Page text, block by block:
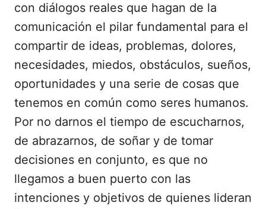
con diálogos reales que hagan de la
comunicación el pilar fundamental para el
compartir de ideas, problemas, dolores,
necesidades, miedos, obstáculos, sueños,
oportunidades y una serie de cosas que
tenemos en común como seres humanos.
Por no darnos el tiempo de escucharnos,
de abrazarnos, de soñar y de tomar
decisiones en conjunto, es que no
llegamos a buen puerto con las
intenciones y objetivos de quienes lideran